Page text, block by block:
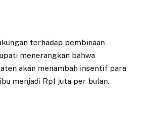
terhadap pembinaan
menerangkan bahwa
akan menambah insentif para
menjadi Rp1 juta per bulan.